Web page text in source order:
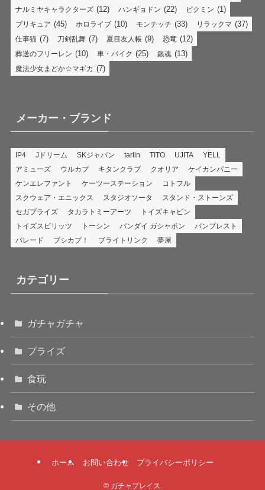
ナルミヤキャラクターズ (12) ハンギョドン (22) ピクミン (1)
プリキュア (45) ホロライブ (10) モンチッチ (33) リラックマ (37)
仕事猫 (7) 刀剣乱舞 (7) 夏目友人帳 (9) 恐竜 (12)
葬送のフリーレン (10) 車・バイク (25) 銀魂 (13)
魔法少女まどか☆マギカ (7)
メーカー・ブランド
IP4 Jドリーム SKジャパン tarlin TITO UJITA
YELL
アミューズ
ウルカプ キタンクラブ クオリア
ケイカンパニー
ケンエレファント
ケーツーステーション
コトフル
スクウェア・エニックス
スタジオソータ
スタンド・ストーンズ
セガプライズ
タカラトミーアーツ
トイズキャビン
トイズスピリッツ
トーシン バンダイ ガシャポン
バンプレスト
パレード
ブシカプ！ ブライトリンク 夢屋
カテゴリー
ガチャガチャ
プライズ
食玩
その他
ホーム お問い合わせ プライバシーポリシー
©ガチャプレイス.